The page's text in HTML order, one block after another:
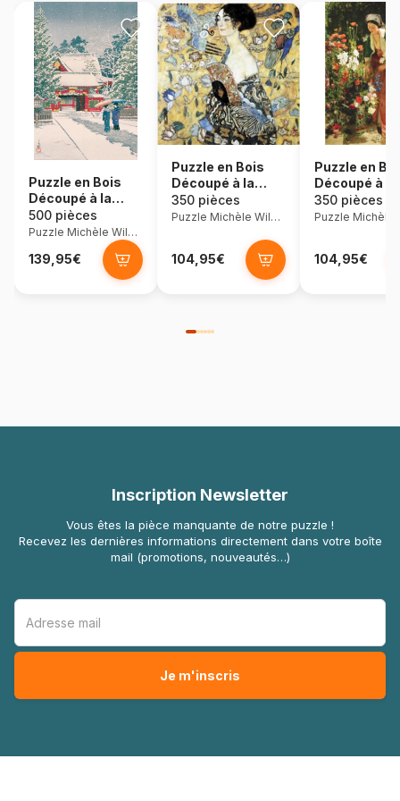
Puzzle en Bois
Découpé à la
Main - Neige A
Hie-Jinja
500 pièces
Puzzle Michèle Wilson
139,95€
Puzzle en Bois
Découpé à la
Main - Klimt : La
Dame À
350 pièces
Puzzle Michèle Wilson
104,95€
Puzzle en
Découpé à la
Main - Lewis :
Dans Le
350 pièces
104,95€
Inscription Newsletter
Vous êtes la pièce manquante de notre puzzle !
Recevez les dernières informations directement dans votre boîte
mail (promotions, nouveautés…)